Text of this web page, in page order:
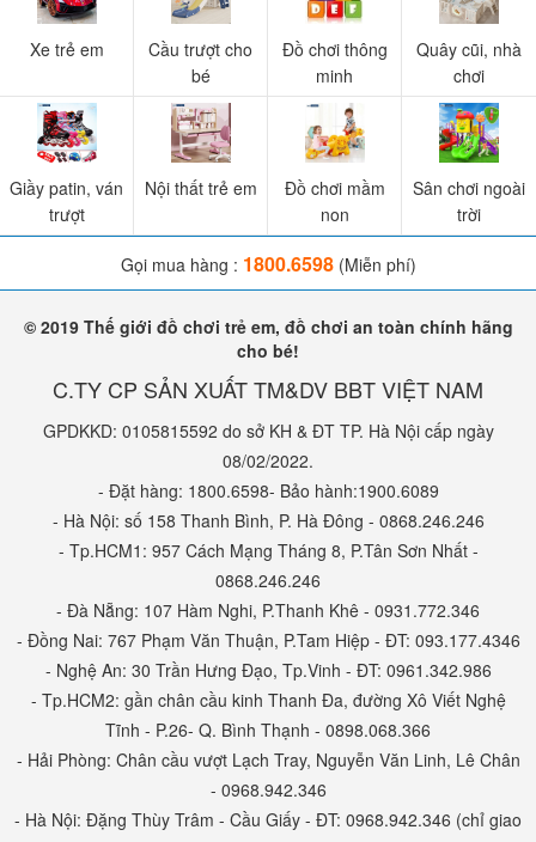
Xe trẻ em
Cầu trượt cho
bé
Đồ chơi thông
minh
Quây cũi, nhà
chơi
Giầy patin, ván
trượt
Nội thất trẻ em
Đồ chơi mầm
non
Sân chơi ngoài
trời
Gọi mua hàng : 1800.6598(Miễn phí)
© 2019 Thế giới đồ chơi trẻ em, đồ chơi an toàn chính hãng
cho bé!
C.TY CP SẢN XUẤT TM&DV BBT VIỆT NAM
GPDKKD: 0105815592 do sở KH & ĐT TP. Hà Nội cấp ngày
08/02/2022.
- Đặt hàng: 1800.6598- Bảo hành:1900.6089
- Hà Nội: số 158 Thanh Bình, P. Hà Đông - 0868.246.246
- Tp.HCM1: 957 Cách Mạng Tháng 8, P.Tân Sơn Nhất -
0868.246.246
- Đà Nẵng: 107 Hàm Nghi, P.Thanh Khê - 0931.772.346
- Đồng Nai: 767 Phạm Văn Thuận, P.Tam Hiệp - ĐT: 093.177.4346
- Nghệ An: 30 Trần Hưng Đạo, Tp.Vinh - ĐT: 0961.342.986
- Tp.HCM2: gần chân cầu kinh Thanh Đa, đường Xô Viết Nghệ
Tĩnh - P.26- Q. Bình Thạnh - 0898.068.366
- Hải Phòng: Chân cầu vượt Lạch Tray, Nguyễn Văn Linh, Lê Chân
- 0968.942.346
- Hà Nội: Đặng Thùy Trâm - Cầu Giấy - ĐT: 0968.942.346 (chỉ giao